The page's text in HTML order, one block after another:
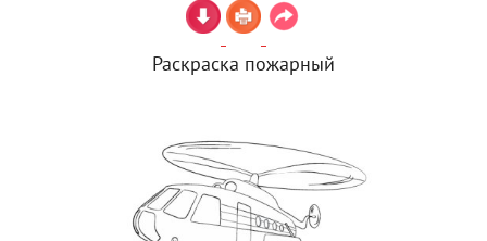
Раскраска пожарный